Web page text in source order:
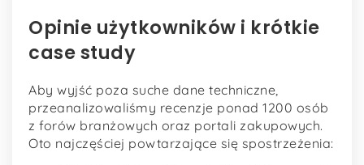
Opinie użytkowników i krótkie
case study
Aby wyjść poza suche dane techniczne,
przeanalizowaliśmy recenzje ponad 1200 osób
z forów branżowych oraz portali zakupowych.
Oto najczęściej powtarzające się spostrzeżenia: